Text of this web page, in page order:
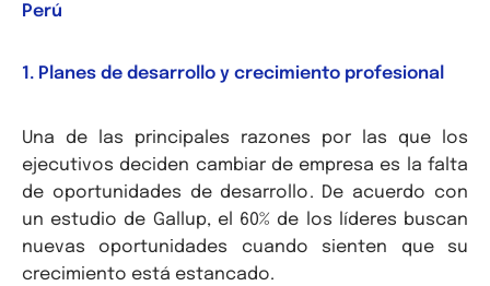
Perú
1. Planes de desarrollo y crecimiento profesional
Una de las principales razones por las que los
ejecutivos deciden cambiar de empresa es la falta
de oportunidades de desarrollo. De acuerdo con
un estudio de Gallup, el 60% de los líderes buscan
nuevas oportunidades cuando sienten que su
crecimiento está estancado.